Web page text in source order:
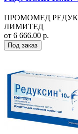
ПРОМОМЕД
ЛИМИТЕД
от 6 666.00 р.
Под заказ